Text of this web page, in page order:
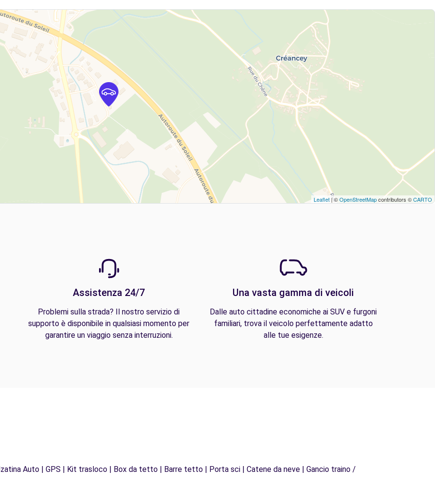
Leaflet | ©OpenStreetMapcontributors ©CARTO
Assistenza 24/7
Problemi sulla strada? Il nostro servizio di
supporto è disponibile in qualsiasi momento per
garantire un viaggio senza interruzioni.
Una vasta gamma di veicoli
Dalle auto cittadine economiche ai SUV e furgoni
familiari, trova il veicolo perfettamente adatto
alle tue esigenze.
Auto | GPS | Kit trasloco | Box da tetto | Barre tetto | Porta sci | Catene da neve | Gancio traino /